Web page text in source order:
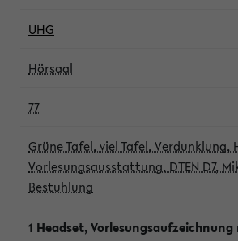
UHG
Hörsaal
77
Grüne Tafel, viel Tafel, Verdunklung,
Vorlesungsausstattung, DTEN D7,
Bestuhlung
1 Headset,